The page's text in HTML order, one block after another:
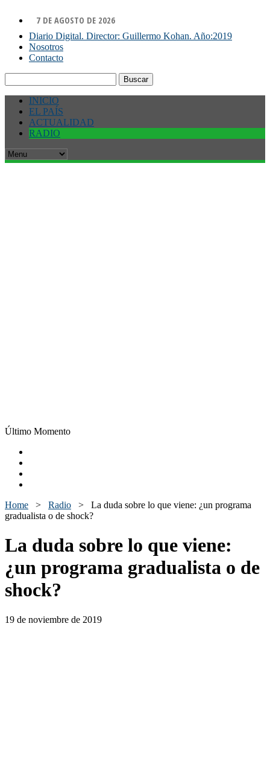
7 DE AGOSTO DE 2026
Diario Digital. Director: Guillermo Kohan. Año:2019
Nosotros
Contacto
INICIO
EL PAÍS
ACTUALIDAD
RADIO
Último Momento
Home > Radio > La duda sobre lo que viene: ¿un programa
gradualista o de shock?
La duda sobre lo que viene:
¿un programa gradualista o de
shock?
19 de noviembre de 2019